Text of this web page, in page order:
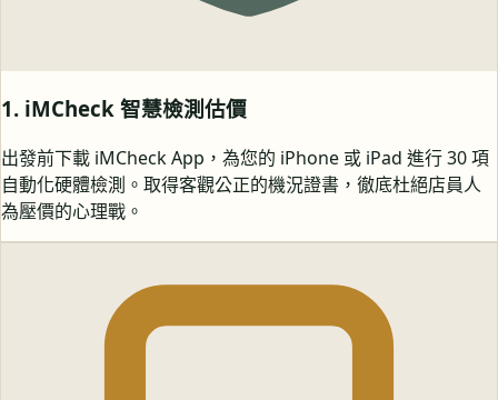
1. iMCheck 智慧檢測估價
出發前下載 iMCheck App，為您的 iPhone 或 iPad 進行 30 項
自動化硬體檢測。取得客觀公正的機況證書，徹底杜絕店員人
為壓價的心理戰。